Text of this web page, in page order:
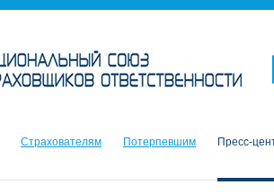
Страхователям Потерпевшим Пресс-